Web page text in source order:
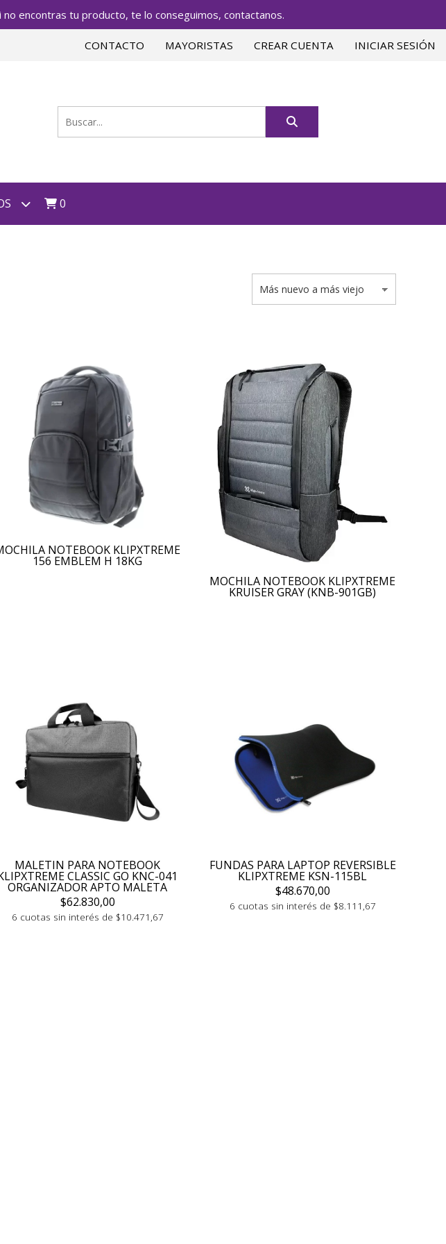
no encontras tu producto, te lo conseguimos, contactanos.
CONTACTO MAYORISTAS CREAR CUENTA INICIAR SESIÓN
0
NOTEBOOK KLIPXTREME
156 EMBLEM H 18KG
MOCHILA NOTEBOOK KLIPXTREME
KRUISER GRAY (KNB-901GB)
MALETIN PARA NOTEBOOK
CLASSIC GO KNC-041
ORGANIZADOR APTO MALETA
$62.830,00
6 cuotas sin interés de $10.471,67
FUNDAS PARA LAPTOP REVERSIBLE
KLIPXTREME KSN-115BL
$48.670,00
6 cuotas sin interés de $8.111,67